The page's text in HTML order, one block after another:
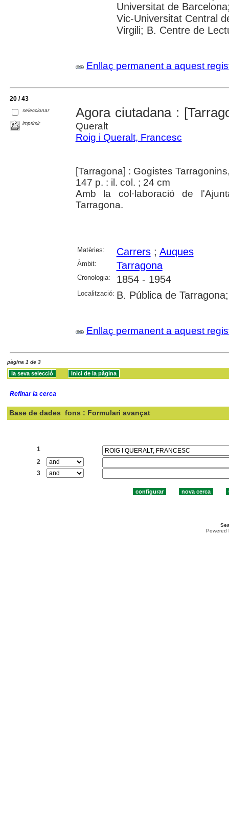
Universitat de
Vic-Universitat Central
Virgili; B. Centre de
Enllaç permanent a aquest
20 / 43
seleccionar
imprimir
Agora ciutadana :
Queralt
Roig i Queralt, Francesc
[Tarragona] : Gogistes
147 p. : il. col. ; 24 cm
Amb la col·laboració de
Tarragona.
Matèries: Carrers; Auques
Àmbit: Tarragona
Cronologia: 1854 - 1954
Localització: B. Pública de
Enllaç permanent a aquest
pàgina 1 de 3
Refinar la cerca
Base de dades fons : Formulari avançat
1
2
3